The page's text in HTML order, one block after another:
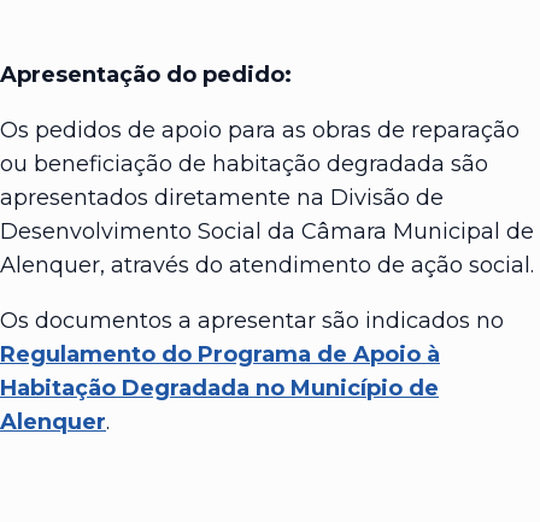
Apresentação do pedido:
Os pedidos de apoio para as obras de reparação
ou beneficiação de habitação degradada são
apresentados diretamente na Divisão de
Desenvolvimento Social da Câmara Municipal de
Alenquer, através do atendimento de ação social.
Os documentos a apresentar são indicados no
Regulamento do Programa de Apoio à
Habitação Degradada no Município de
Alenquer.